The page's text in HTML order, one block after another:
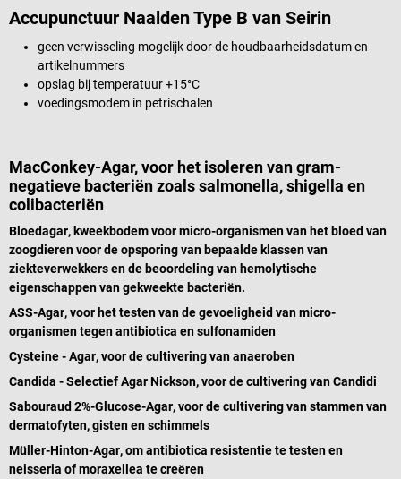
Accupunctuur Naalden Type B van Seirin
geen verwisseling mogelijk door de houdbaarheidsdatum en
artikelnummers
opslag bij temperatuur +15°C
voedingsmodem in petrischalen
MacConkey-Agar, voor het isoleren van gram-
negatieve bacteriën zoals salmonella, shigella en
colibacteriën
Bloedagar, kweekbodem voor micro-organismen van het bloed van
zoogdieren voor de opsporing van bepaalde klassen van
ziekteverwekkers en de beoordeling van hemolytische
eigenschappen van gekweekte bacteriën.
ASS-Agar, voor het testen van de gevoeligheid van micro-
organismen tegen antibiotica en sulfonamiden
Cysteine - Agar, voor de cultivering van anaeroben
Candida - Selectief Agar Nickson, voor de cultivering van Candidi
Sabouraud 2%-Glucose-Agar, voor de cultivering van stammen van
dermatofyten, gisten en schimmels
Müller-Hinton-Agar, om antibiotica resistentie te testen en
neisseria of moraxellea te creëren